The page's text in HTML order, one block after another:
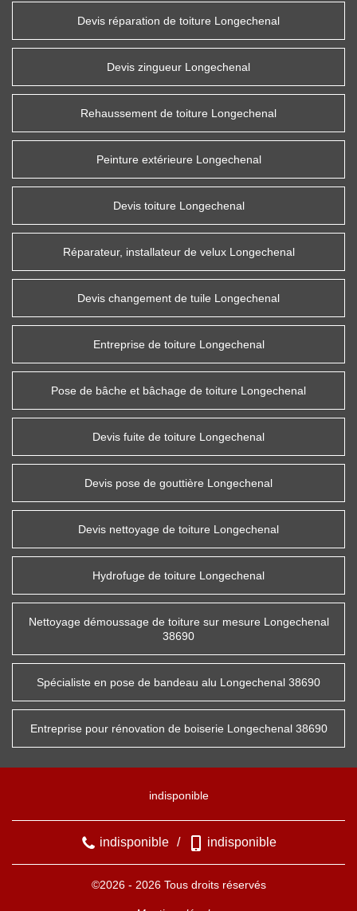
Devis réparation de toiture Longechenal
Devis zingueur Longechenal
Rehaussement de toiture Longechenal
Peinture extérieure Longechenal
Devis toiture Longechenal
Réparateur, installateur de velux Longechenal
Devis changement de tuile Longechenal
Entreprise de toiture Longechenal
Pose de bâche et bâchage de toiture Longechenal
Devis fuite de toiture Longechenal
Devis pose de gouttière Longechenal
Devis nettoyage de toiture Longechenal
Hydrofuge de toiture Longechenal
Nettoyage démoussage de toiture sur mesure Longechenal
38690
Spécialiste en pose de bandeau alu Longechenal 38690
Entreprise pour rénovation de boiserie Longechenal 38690
indisponible
indisponible / indisponible
©2026 - 2026 Tous droits réservés